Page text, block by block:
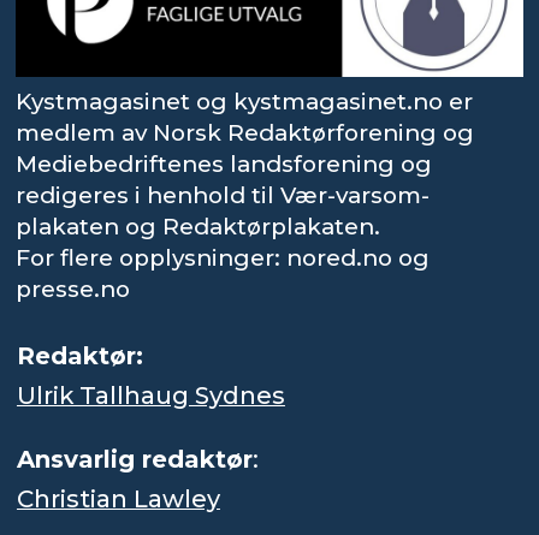
Kystmagasinet og kystmagasinet.no er
medlem av Norsk Redaktørforening og
Mediebedriftenes landsforening og
redigeres i henhold til Vær-varsom-
plakaten og Redaktørplakaten.
For flere opplysninger: nored.no og
presse.no
Redaktør:
Ulrik Tallhaug Sydnes
Ansvarlig redaktør:
Christian Lawley